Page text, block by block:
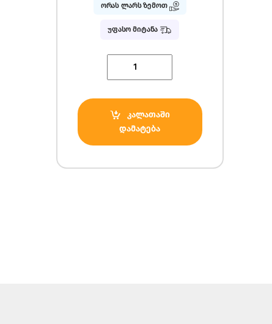
ორას ლარს ზემოთ
უფასო მიტანა
კალათაში
დამატება